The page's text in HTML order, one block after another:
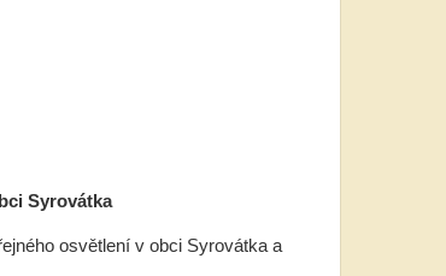
Syrovátka
osvětlení v obci Syrovátka a